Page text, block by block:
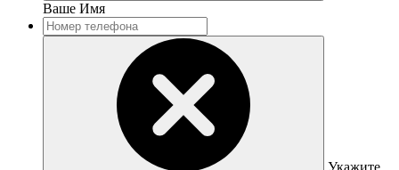
Ваше Имя
Укажите